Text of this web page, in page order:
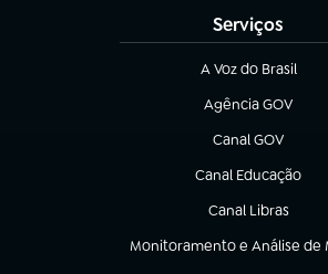
Serviços
A Voz do Brasil
(abre em nova aba)
Agência GOV
(abre em nova aba)
Canal GOV
(abre em nova
Canal Educação
(abre em nova aba)
Canal Libras
(abre em nova aba)
Monitoramento e Análise de
(abre em nova aba)